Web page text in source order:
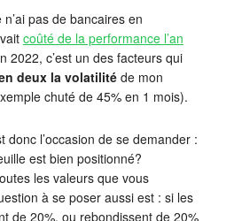
pas de bancaires en
coûté de la performance l’an
2022, c’est un des facteurs qui
deux la volatilitéde mon
chuté de 45% en 1 mois).
donc l’occasion de se demander :
est bien positionné?
les valeurs que vous
à se poser aussi est : si les
de 20%, ou rebondissent de 20%